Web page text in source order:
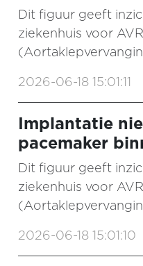
Dit figuur geeft
ziekenhuis voor
2026-06-18 15:01:11
Implantatie
pacemaker
Dit figuur geeft
ziekenhuis voor
2026-06-18 15:01:10